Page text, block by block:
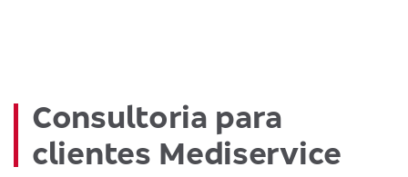
Consultoria para
clientes Mediservice